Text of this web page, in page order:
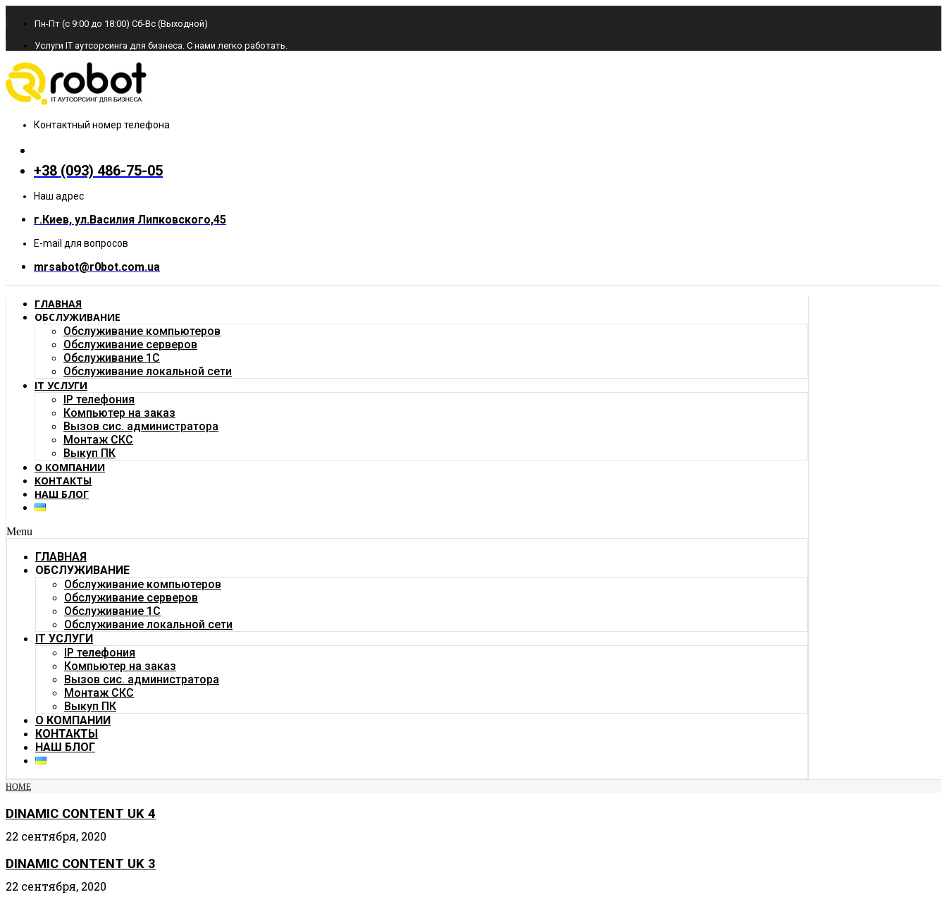
Пн-Пт (с 9:00 до 18:00) Cб-Вс (Выходной)
Услуги IT аутсорсинга для бизнеса. С нами легко работать.
Контактный номер телефона
+38 (093) 486-75-05
Наш адрес
г.Киев, ул.Василия Липковского,45
E-mail для вопросов
mrsabot@r0bot.com.ua
ГЛАВНАЯ
ОБСЛУЖИВАНИЕ
Обслуживание компьютеров
Обслуживание серверов
Обслуживание 1C
Обслуживание локальной сети
IT УСЛУГИ
IP телефония
Компьютер на заказ
Вызов сис. администратора
Монтаж СКС
Выкуп ПК
О КОМПАНИИ
КОНТАКТЫ
НАШ БЛОГ
Menu
ГЛАВНАЯ
ОБСЛУЖИВАНИЕ
Обслуживание компьютеров
Обслуживание серверов
Обслуживание 1C
Обслуживание локальной сети
IT УСЛУГИ
IP телефония
Компьютер на заказ
Вызов сис. администратора
Монтаж СКС
Выкуп ПК
О КОМПАНИИ
КОНТАКТЫ
НАШ БЛОГ
HOME
DINAMIC CONTENT UK 4
22 сентября, 2020
DINAMIC CONTENT UK 3
22 сентября, 2020